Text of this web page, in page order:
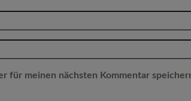
für meinen nächsten Kommentar